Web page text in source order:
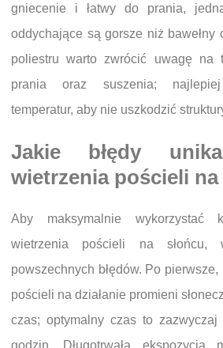
gniecenie i łatwy do prania,
oddychające są gorsze niż bawełny
poliestru warto zwrócić uwagę na
prania oraz suszenia;
temperatur, aby nie uszkodzić
Jakie błędy
wietrzenia pościeli na
Aby maksymalnie wykorzystać
wietrzenia pościeli na słońcu,
powszechnych błędów. Po
pościeli na działanie promieni
czas; optymalny czas to
godzin. Długotrwała ekspozycja